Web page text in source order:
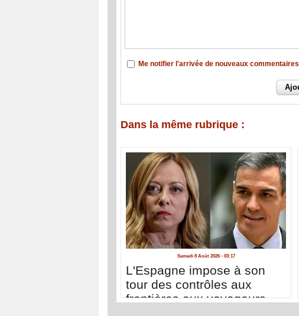
Me notifier l'arrivée de nouveaux commentaires
Dans la même rubrique :
Samedi 8 Août 2026 - 03:17
L'Espagne impose à son
tour des contrôles aux
frontières aux voyageurs